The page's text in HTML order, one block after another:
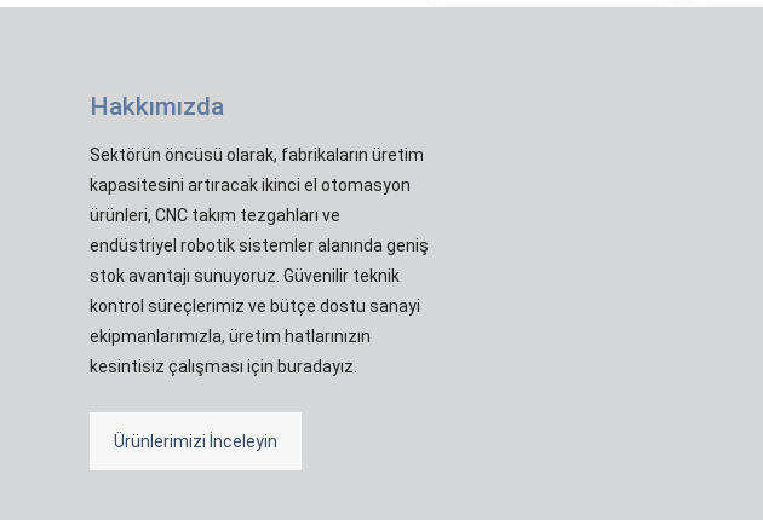
Hakkımızda
Sektörün öncüsü olarak, fabrikaların üretim
kapasitesini artıracak ikinci el otomasyon
ürünleri, CNC takım tezgahları ve
endüstriyel robotik sistemler alanında geniş
stok avantajı sunuyoruz. Güvenilir teknik
kontrol süreçlerimiz ve bütçe dostu sanayi
ekipmanlarımızla, üretim hatlarınızın
kesintisiz çalışması için buradayız.
Ürünlerimizi İnceleyin